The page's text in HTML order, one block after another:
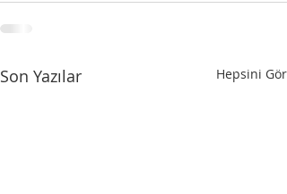
Son Yazılar Hepsini Gör